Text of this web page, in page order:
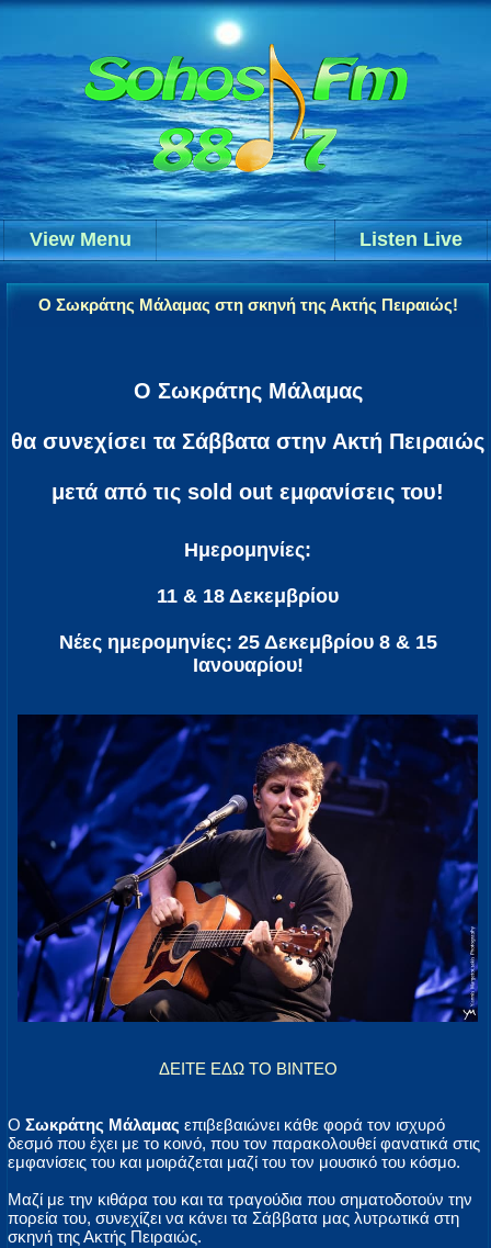
Listen Live
View Menu
Ο Σωκράτης Μάλαμας στη σκηνή της Ακτής Πειραιώς!
Ο Σωκράτης Μάλαμας
θα συνεχίσει τα Σάββατα στην Ακτή Πειραιώς
μετά από τις sold out εμφανίσεις του!
Ημερομηνίες:
11 & 18 Δεκεμβρίου
Νέες ημερομηνίες: 25 Δεκεμβρίου 8 & 15
Ιανουαρίου!
ΔΕΙΤΕ ΕΔΩ ΤΟ ΒΙΝΤΕΟ
Ο Σωκράτης Μάλαμας επιβεβαιώνει κάθε φορά τον ισχυρό
δεσμό που έχει με το κοινό, που τον παρακολουθεί φανατικά στις
εμφανίσεις του και μοιράζεται μαζί του τον μουσικό του κόσμο.
Μαζί με την κιθάρα του και τα τραγούδια που σηματοδοτούν την
πορεία του, συνεχίζει να κάνει τα Σάββατα μας λυτρωτικά στη
σκηνή της Ακτής Πειραιώς.